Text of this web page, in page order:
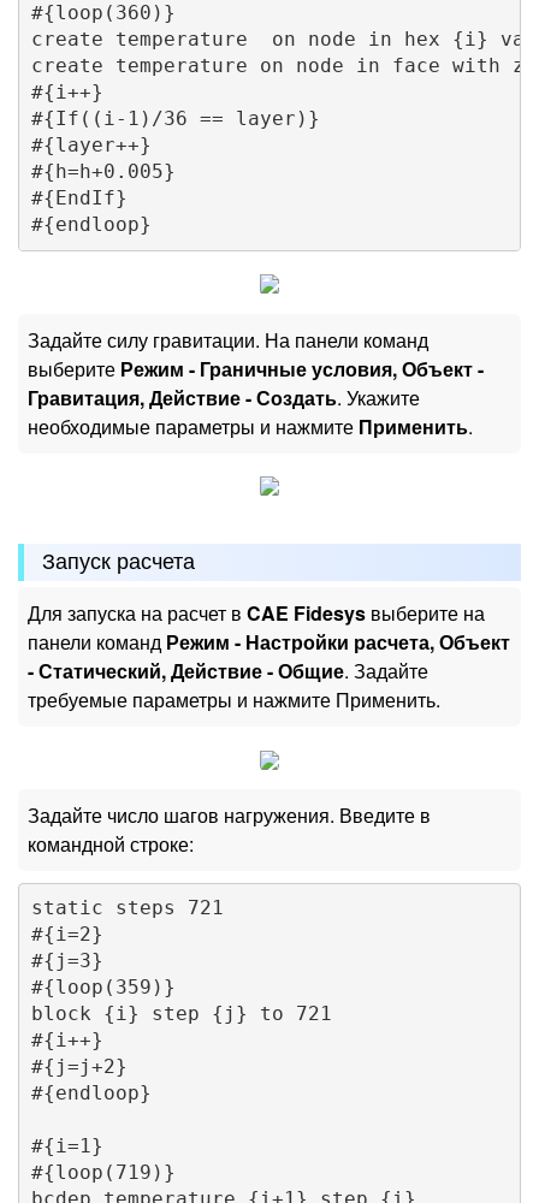
#{loop(360)}
create temperature  on node in hex {i}
create temperature on node in face with
#{i++}
#{If((i-1)/36 == layer)}
#{layer++}
#{h=h+0.005}
#{EndIf}
Задайте силу гравитации. На панели команд
выберите Режим - Граничные условия, Объект -
Гравитация, Действие - Создать. Укажите
необходимые параметры и нажмите Применить.
Запуск расчета
Для запуска на расчет в CAE Fidesys выберите на
панели команд Режим - Настройки расчета, Объект
- Статический, Действие - Общие. Задайте
требуемые параметры и нажмите Применить.
Задайте число шагов нагружения. Введите в
командной строке:
static steps 721
#{i=2}
#{j=3}
#{loop(359)}
block {i} step {j} to 721
#{i++}
#{j=j+2}
#{endloop}
#{i=1}
#{loop(719)}